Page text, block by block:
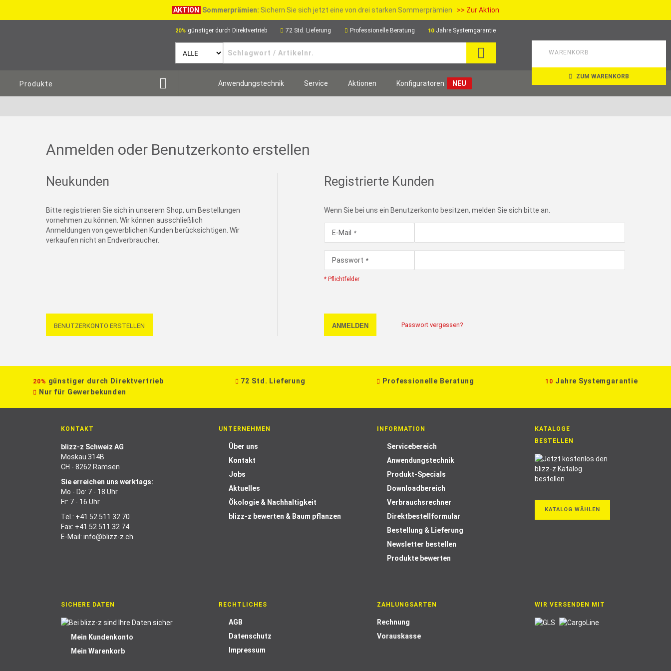
AKTION Sommerprämien: Sichern Sie sich jetzt eine von drei starken Sommerprämien >> Zur Aktion
20% günstiger durch Direktvertrieb 72 Std. Lieferung Professionelle Beratung 10 Jahre Systemgarantie
WARENKORB
ZUM WARENKORB
Produkte Anwendungstechnik Service Aktionen Konfiguratoren NEU
Anmelden oder Benutzerkonto erstellen
Registrierte Kunden
Wenn Sie bei uns ein Benutzerkonto besitzen, melden Sie sich bitte an.
E-Mail
Passwort
* Pflichtfelder
ANMELDEN Passwort vergessen?
Neukunden
Bitte registrieren Sie sich in unserem Shop, um Bestellungen
vornehmen zu können. Wir können ausschließlich
Anmeldungen von gewerblichen Kunden berücksichtigen. Wir
verkaufen nicht an Endverbraucher.
BENUTZERKONTO ERSTELLEN
20% günstiger durch Direktvertrieb 72 Std. Lieferung Professionelle Beratung 10 Jahre Systemgarantie
Nur für Gewerbekunden
KONTAKT
blizz-z Schweiz AG
Moskau 314B
CH - 8262 Ramsen
Sie erreichen uns werktags:
Mo - Do: 7 - 18 Uhr
Fr: 7 - 16 Uhr
Tel.: +41 52 511 32 70
Fax: +41 52 511 32 74
E-Mail: info@blizz-z.ch
UNTERNEHMEN
Über uns
Kontakt
Jobs
Aktuelles
Ökologie & Nachhaltigkeit
blizz-z bewerten & Baum pflanzen
INFORMATION
Servicebereich
Anwendungstechnik
Produkt-Specials
Downloadbereich
Verbrauchsrechner
Direktbestellformular
Bestellung & Lieferung
Newsletter bestellen
Produkte bewerten
KATALOGE
BESTELLEN
KATALOG WÄHLEN
SICHERE DATEN
Mein Kundenkonto
Mein Warenkorb
RECHTLICHES
AGB
Datenschutz
Impressum
ZAHLUNGSARTEN
Rechnung
Vorauskasse
WIR VERSENDEN MIT